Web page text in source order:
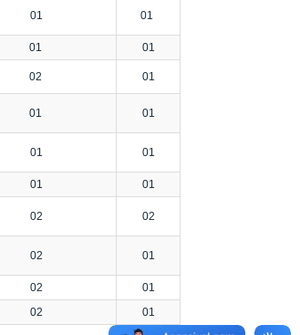
01 01
01 01
02 01
01 01
01 01
01
01
02 02
02 01
02
01
02 01